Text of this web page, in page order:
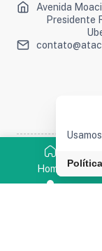
Home
Avenida
Presidente